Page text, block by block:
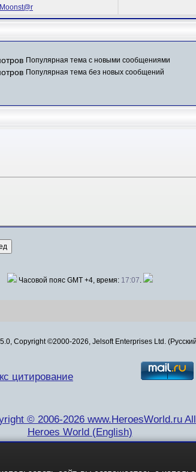
Mооnst@r
Популярная тема с новыми сообщениями
Популярная тема без новых сообщений
Часовой пояс GMT +4, время: 17:07
Copyright ©2000-2026, Jelsoft Enterprises Ltd.
© 2006-2026 www.HeroesWorld.ru
Heroes World (English)